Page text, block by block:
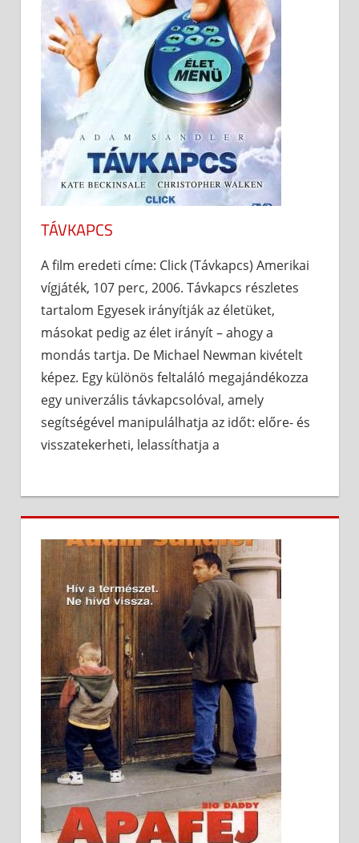
TÁVKAPCS
A film eredeti címe: Click (Távkapcs) Amerikai
vígjáték, 107 perc, 2006. Távkapcs részletes
tartalom Egyesek irányítják az életüket,
másokat pedig az élet irányít – ahogy a
mondás tartja. De Michael Newman kivételt
képez. Egy különös feltaláló megajándékozza
egy univerzális távkapcsolóval, amely
segítségével manipulálhatja az időt: előre- és
visszatekerheti, lelassíthatja a